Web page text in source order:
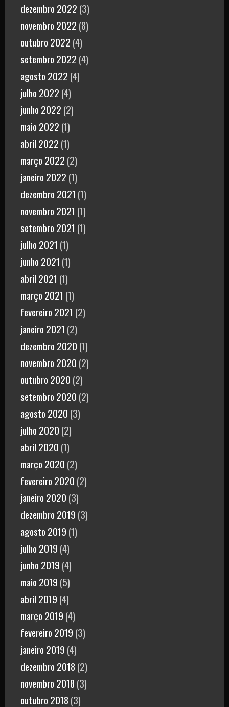
dezembro 2022 (3)
novembro 2022 (8)
outubro 2022 (4)
setembro 2022 (4)
agosto 2022 (4)
julho 2022 (4)
junho 2022 (2)
maio 2022 (1)
abril 2022 (1)
março 2022 (2)
janeiro 2022 (1)
dezembro 2021 (1)
novembro 2021 (1)
setembro 2021 (1)
julho 2021 (1)
junho 2021 (1)
abril 2021 (1)
março 2021 (1)
fevereiro 2021 (2)
janeiro 2021 (2)
dezembro 2020 (1)
novembro 2020 (2)
outubro 2020 (2)
setembro 2020 (2)
agosto 2020 (3)
julho 2020 (2)
abril 2020 (1)
março 2020 (2)
fevereiro 2020 (2)
janeiro 2020 (3)
dezembro 2019 (3)
agosto 2019 (1)
julho 2019 (4)
junho 2019 (4)
maio 2019 (5)
abril 2019 (4)
março 2019 (4)
fevereiro 2019 (3)
janeiro 2019 (4)
dezembro 2018 (2)
novembro 2018 (3)
outubro 2018 (3)